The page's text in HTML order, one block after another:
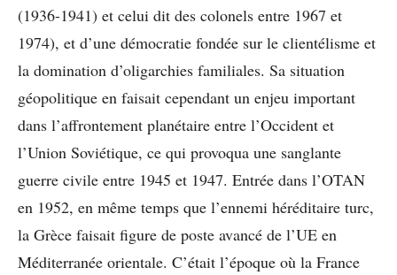
(1936-1941) et celui dit des colonels entre 1967 et
1974), et d’une démocratie fondée sur le clientélisme et
la domination d’oligarchies familiales. Sa situation
géopolitique en faisait cependant un enjeu important
dans l’affrontement planétaire entre l’Occident et
l’Union Soviétique, ce qui provoqua une sanglante
guerre civile entre 1945 et 1947. Entrée dans l’OTAN
en 1952, en même temps que l’ennemi héréditaire turc,
la Grèce faisait figure de poste avancé de l’UE en
Méditerranée orientale. C’était l’époque où la France